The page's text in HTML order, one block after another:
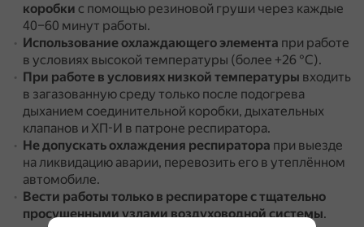
коробки с помощью резиновой груши через каждые
40–60 минут работы.
Использование охлаждающего элемента при работе
в условиях высокой температуры (более +26 °С).
При работе в условиях низкой температуры входить
в загазованную среду только после подогрева
дыханием соединительной коробки, дыхательных
клапанов и ХП-И в патроне респиратора.
Не допускать охлаждения респиратора при выезде
на ликвидацию аварии, перевозить его в утеплённом
автомобиле.
Вести работы только в респираторе с тщательно
просушенными узлами воздуховодной системы.